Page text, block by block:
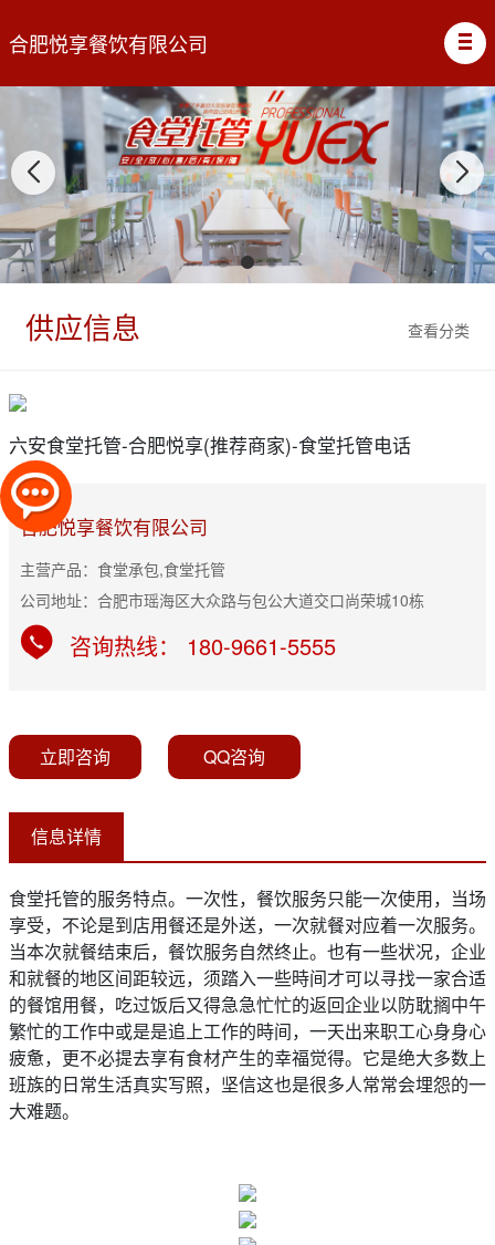
合肥悦享餐饮有限公司
查看分类
供应信息
六安食堂托管-合肥悦享(推荐商家)-食堂托管电话
合肥悦享餐饮有限公司
主营产品：食堂承包,食堂托管
公司地址：合肥市瑶海区大众路与包公大道交口尚荣城10栋
咨询热线： 180-9661-5555
立即咨询 QQ咨询
信息详情
食堂托管的服务特点。一次性，餐饮服务只能一次使用，当场
享受，不论是到店用餐还是外送，一次就餐对应着一次服务。
当本次就餐结束后，餐饮服务自然终止。也有一些状况，企业
和就餐的地区间距较远，须踏入一些時间才可以寻找一家合适
的餐馆用餐，吃过饭后又得急急忙忙的返回企业以防耽搁中午
繁忙的工作中或是是追上工作的時间，一天出来职工心身身心
疲惫，更不必提去享有食材产生的幸福觉得。它是绝大多数上
班族的日常生活真实写照，坚信这也是很多人常常会埋怨的一
大难题。